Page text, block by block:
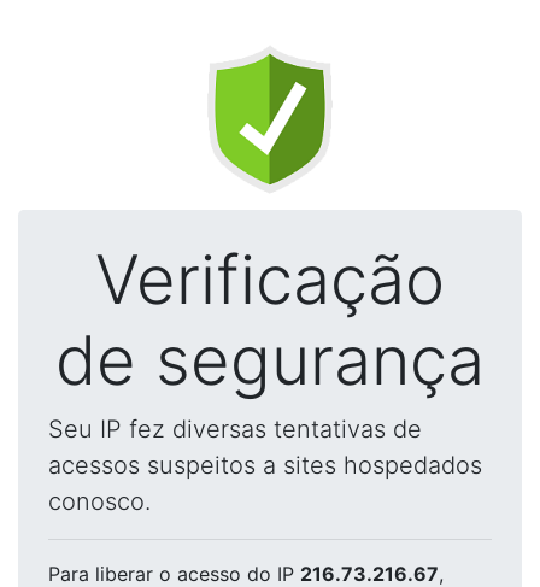
Verificação
de segurança
Seu IP fez diversas tentativas de
acessos suspeitos a sites hospedados
conosco.
Para liberar o acesso do IP 216.73.216.67,